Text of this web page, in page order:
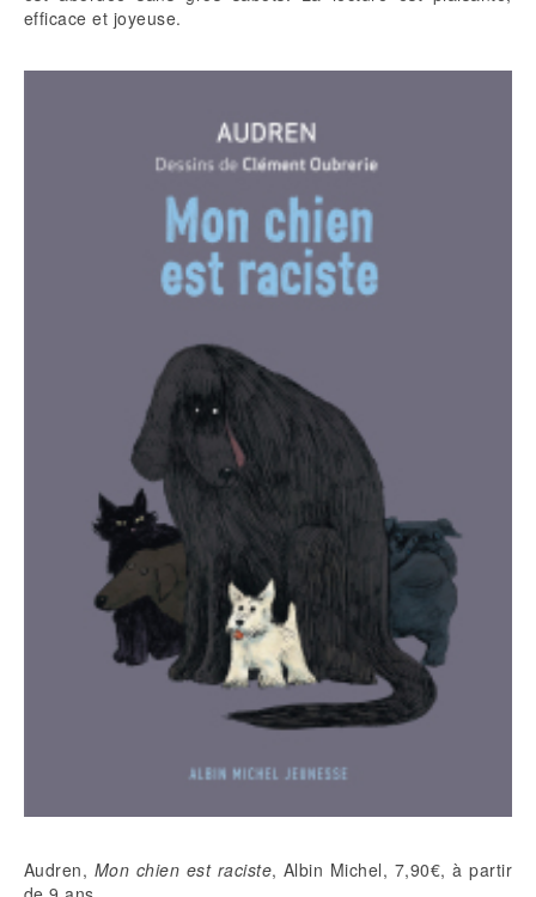
efficace et joyeuse.
Audren, Mon chien est raciste, Albin Michel, 7,90€, à partir